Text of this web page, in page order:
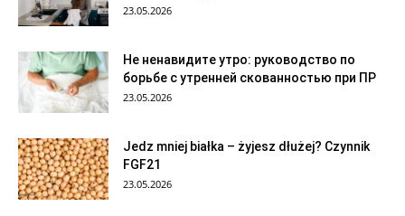
23.05.2026
Не ненавидите утро: руководство по
борьбе с утренней скованностью при ПР
23.05.2026
Jedz mniej białka – żyjesz dłużej? Czynnik
FGF21
23.05.2026